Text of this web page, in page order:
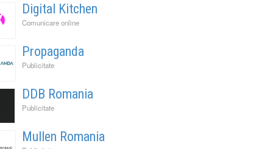
Digital Kitchen
Comunicare online
Propaganda
Publicitate
DDB Romania
Publicitate
Mullen Romania